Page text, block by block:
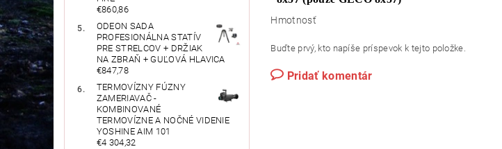
€860,86
ODEON SADA
PROFESIONÁLNA STATÍV
PRE STRELCOV + DRŽIAK
NA ZBRAŇ + GUĽOVÁ HLAVICA
€847,78
TERMOVÍZNY FÚZNY
ZAMERIAVAČ -
KOMBINOVANÉ
TERMOVÍZNE A NOČNÉ VIDENIE
YOSHINE AIM 101
€4 304,32
Hmotnosť
Buďte prvý, kto napíše príspevok k tejto položke.
Pridať komentár